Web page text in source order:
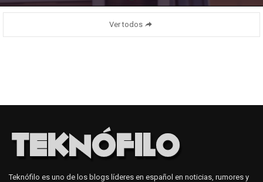
Ver todos
Teknófilo es uno de los blogs líderes en español en noticias, rumores y